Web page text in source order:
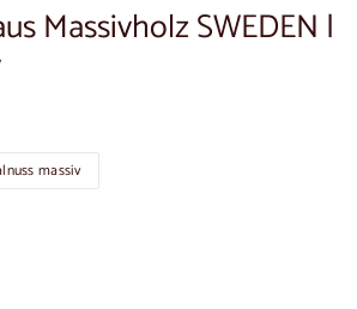
Massivholz SWEDEN |
massiv